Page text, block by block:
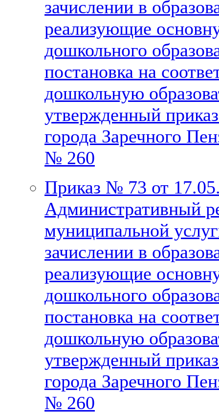
зачислении в
реализующие
дошкольного
постановка на
дошкольную
утвержденный
города Заречного
№ 260
Приказ № 73 от
Административный
муниципальной
зачислении в
реализующие
дошкольного
постановка на
дошкольную
утвержденный
города Заречного
№ 260